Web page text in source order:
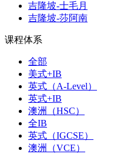
吉隆坡-士毛月
吉隆坡-莎阿南
课程体系
全部
美式+IB
英式（A-Level）
英式+IB
澳洲（HSC）
全IB
英式（IGCSE）
澳洲（VCE）